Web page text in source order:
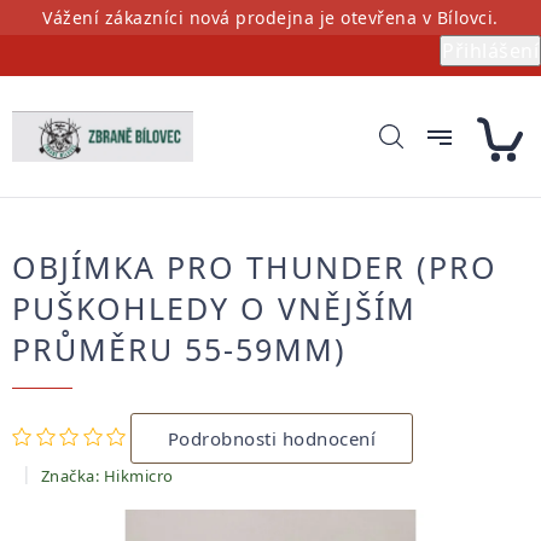
PřejítVážení zákazníci nová prodejna je otevřena v Bílovci.
OBJÍMKA PRO THUNDER (PRO
PUŠKOHLEDY O VNĚJŠÍM
PRŮMĚRU 55-59MM)
Průměrné
hodnocení
produktu
je
0,0
Podrobnosti hodnocení
Značka: Hikmicro